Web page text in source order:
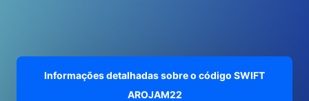
Informações detalhadas sobre o código SWIFT
AROJAM22